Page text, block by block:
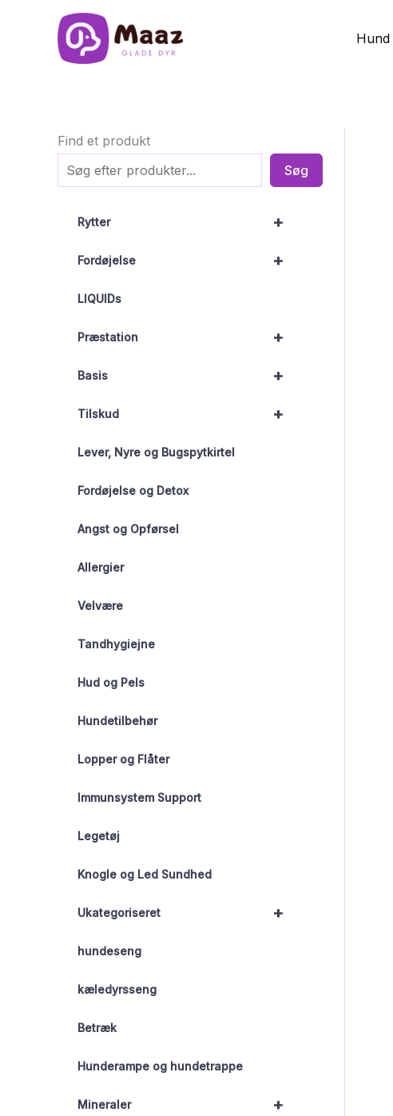
Hund
Find et produkt
Søg
+
Rytter
+
Fordøjelse
LIQUIDs
+
Præstation
+
Basis
+
Tilskud
Lever, Nyre og Bugspytkirtel
Fordøjelse og Detox
Angst og Opførsel
Allergier
Velvære
Tandhygiejne
Hud og Pels
Hundetilbehør
Lopper og Flåter
Immunsystem Support
Legetøj
Knogle og Led Sundhed
+
Ukategoriseret
hundeseng
kæledyrsseng
Betræk
Hunderampe og hundetrappe
+
Mineraler